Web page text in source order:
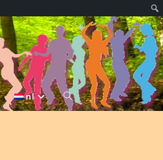
nl Toggle